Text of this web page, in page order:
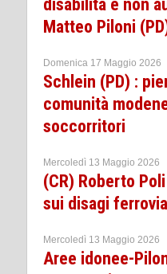
disabilità e non
Matteo Piloni
Domenica 17 Maggio 2026
Schlein (PD) :
comunità
soccorritori
Mercoledì 13 Maggio 2026
(CR) Roberto
sui disagi
Mercoledì 13 Maggio 2026
Aree idonee-